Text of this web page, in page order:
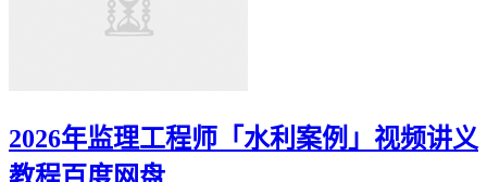
2026年监理工程师「水利案例」视频讲义
教程百度网盘